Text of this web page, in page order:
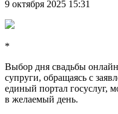
9 октября 2025 15:31
*
Выбор дня свадьбы
супруги, обращаясь с
единый портал госуслуг,
в желаемый день.